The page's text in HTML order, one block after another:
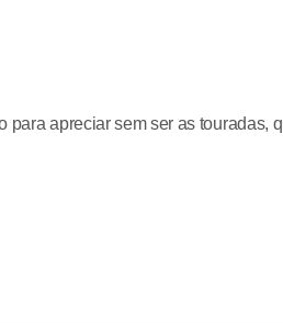
apreciar sem ser as touradas,